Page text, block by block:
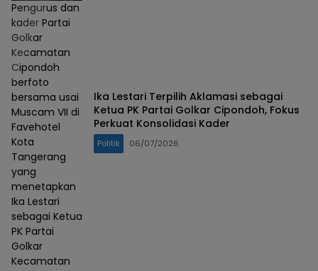
Pengurus dan
kader Partai
Golkar
Kecamatan
Cipondoh
berfoto
bersama usai
Muscam VII di
Favehotel
Kota
Tangerang
yang
menetapkan
Ika Lestari
sebagai Ketua
PK Partai
Golkar
Kecamatan
Ika Lestari Terpilih Aklamasi sebagai
Ketua PK Partai Golkar Cipondoh, Fokus
Perkuat Konsolidasi Kader
Politik 06/07/2026